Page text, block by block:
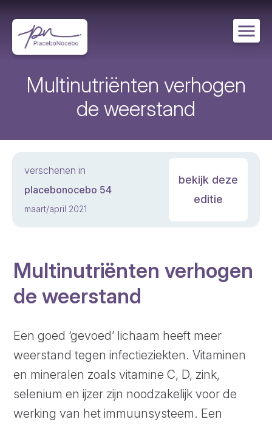
en
naar
de
Multinutriënten verhogen
de weerstand
verschenen in
placebonocebo 54
maart/april 2021
bekijk deze
editie
Multinutriënten verhogen
de weerstand
Een goed ‘gevoed’ lichaam heeft meer
weerstand tegen infectieziekten. Vitaminen
en mineralen zoals vitamine C, D, zink,
selenium en ijzer zijn noodzakelijk voor de
werking van het immuunsysteem. Een